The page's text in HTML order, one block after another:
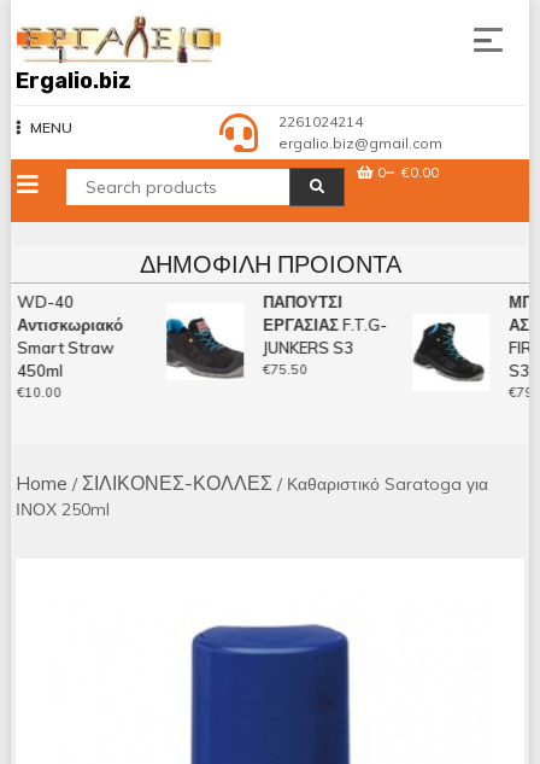
to
content
Ergalio.biz
MENU
2261024214
ergalio.biz@gmail.com
0
€0.00
ΔΗΜΟΦΙΛΉ ΠΡΟΙΌΝΤΑ
WD-40
Αντισκωριακό
Smart Straw
450ml
10.00
ΠΑΠΟΥΤΣΙ
ΕΡΓΑΣΙΑΣ F.T.G-
JUNKERS S3
75.50
S3
Home /ΣΙΛΙΚΟΝΕΣ-ΚΟΛΛΕΣ / Καθαριστικό Saratoga για
ΙΝΟΧ 250ml